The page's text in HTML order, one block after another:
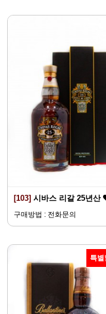
[103] 시바스 리갈 25년산
구매방법 : 전화문의
특별